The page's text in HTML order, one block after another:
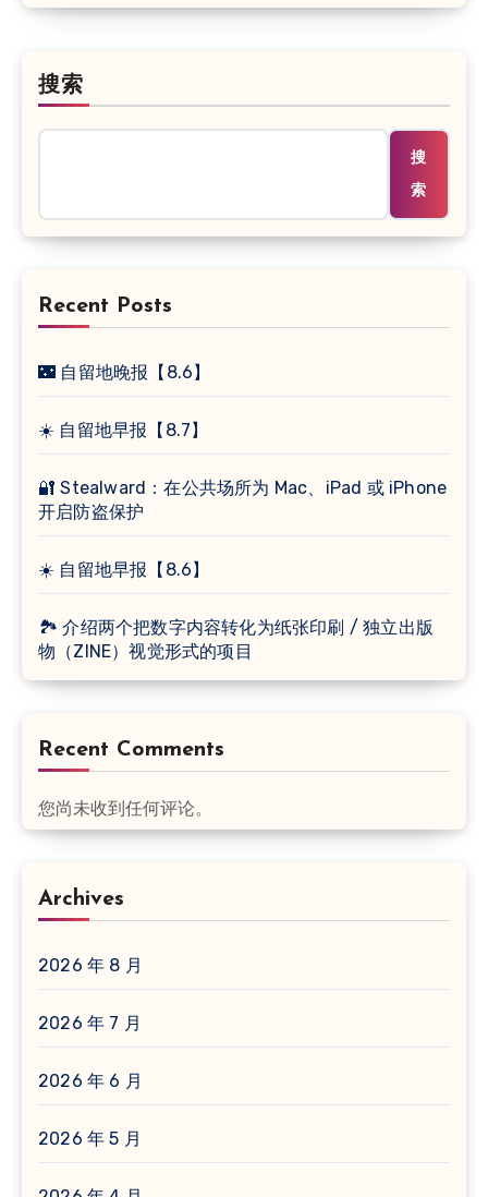
搜索
搜
索
Recent Posts
🌃 自留地晚报【8.6】
☀️ 自留地早报【8.7】
🔐 Stealward：在公共场所为 Mac、iPad 或 iPhone
开启防盗保护
☀️ 自留地早报【8.6】
🏞 介绍两个把数字内容转化为纸张印刷 / 独立出版
物（ZINE）视觉形式的项目
Recent Comments
您尚未收到任何评论。
Archives
2026 年 8 月
2026 年 7 月
2026 年 6 月
2026 年 5 月